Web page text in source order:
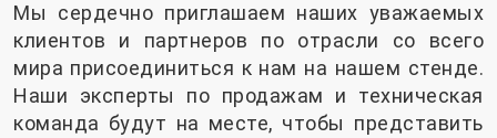
Мы сердечно приглашаем наших уважаемых
клиентов и партнеров по отрасли со всего
мира присоединиться к нам на нашем стенде.
Наши эксперты по продажам и техническая
команда будут на месте, чтобы представить